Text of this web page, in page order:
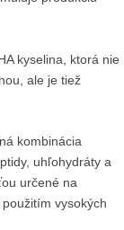
kyselina, ktorá nie
ale je tiež
kombinácia
uhľohydráty a
určené na
vysokých